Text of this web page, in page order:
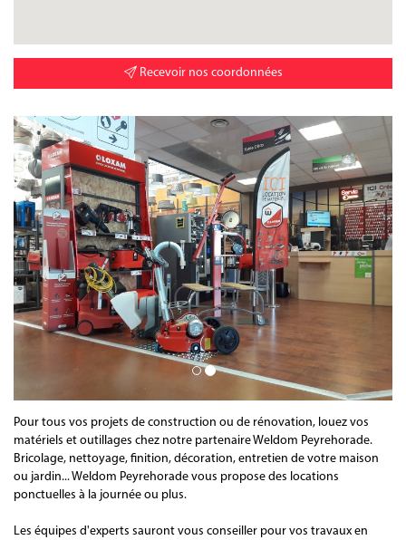
Recevoir nos coordonnées
Pour tous vos projets de construction ou de rénovation, louez vos
matériels et outillages chez notre partenaire Weldom Peyrehorade.
Bricolage, nettoyage, finition, décoration, entretien de votre maison
ou jardin... Weldom Peyrehorade vous propose des locations
ponctuelles à la journée ou plus.
Les équipes d'experts sauront vous conseiller pour vos travaux en